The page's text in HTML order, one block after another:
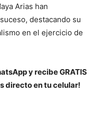
Arias han
destacando su
en el ejercicio de
y recibe GRATIS
directo en tu celular!